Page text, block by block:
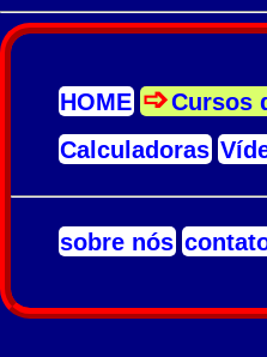
HOME
Cursos
Calculadoras
sobre nós